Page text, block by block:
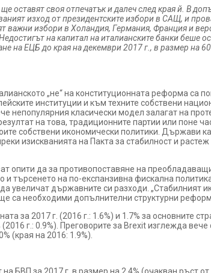
оставят своя отпечатък и далеч след края й. В
изход от президентските избори в САЩ, и
важни избори в Холандия, Германия, Франция и
на капитал на италианските банки беше
на ЕЦБ до края на декември 2017 г., в размер на
„не“ на конституционната реформа са
институции и към техните собствени
непопулярния класически модел залагат на
на това, традиционните партии или поне
собствени икономически политики. Държави
изискванията на Пакта за стабилност и
опити да за противопоставяне на
търсенето на по-експанзивна фискална
увеличат държавните си разходи. „Стабилният
са необходими допълнителни структурни
за 2017 г. (2016 г.: 1.6%) и 1.7% за основните
г.: 0.9%). Преговорите за Brexit изглежда
(края на 2016: 1.9%).
БВП за 2017 г. в размер на 2.4% (очакван ръст от